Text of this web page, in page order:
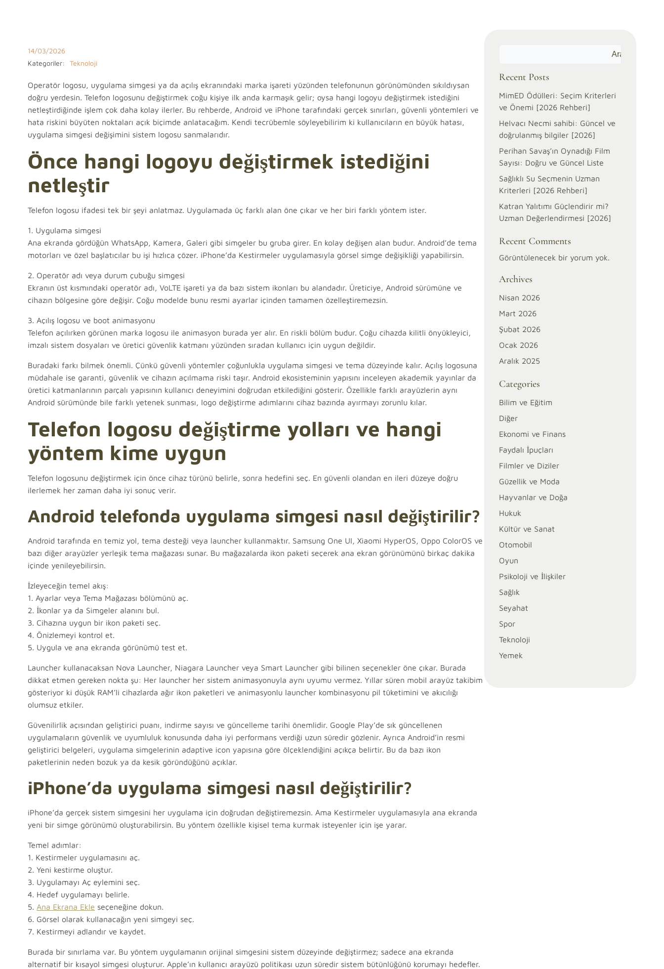
14/03/2026
Kategoriler:
Teknoloji
Operatör logosu, uygulama simgesi ya da açılış ekranındaki marka işareti yüzünden telefonunun görünümünden sıkıldıysan
doğru yerdesin. Telefon logosunu değiştirmek çoğu kişiye ilk anda karmaşık gelir; oysa hangi logoyu değiştirmek istediğini
netleştirdiğinde işlem çok daha kolay ilerler. Bu rehberde, Android ve iPhone tarafındaki gerçek sınırları, güvenli yöntemleri ve
hata riskini büyüten noktaları açık biçimde anlatacağım. Kendi tecrübemle söyleyebilirim ki kullanıcıların en büyük hatası,
uygulama simgesi değişimini sistem logosu sanmalarıdır.
Önce hangi logoyu değiştirmek istediğini
netleştir
Telefon logosu ifadesi tek bir şeyi anlatmaz. Uygulamada üç farklı alan öne çıkar ve her biri farklı yöntem ister.
1. Uygulama simgesi
Ana ekranda gördüğün WhatsApp, Kamera, Galeri gibi simgeler bu gruba girer. En kolay değişen alan budur. Android’de tema
motorları ve özel başlatıcılar bu işi hızlıca çözer. iPhone’da Kestirmeler uygulamasıyla görsel simge değişikliği yapabilirsin.
2. Operatör adı veya durum çubuğu simgesi
Ekranın üst kısmındaki operatör adı, VoLTE işareti ya da bazı sistem ikonları bu alandadır. Üreticiye, Android sürümüne ve
cihazın bölgesine göre değişir. Çoğu modelde bunu resmi ayarlar içinden tamamen özelleştiremezsin.
3. Açılış logosu ve boot animasyonu
Telefon açılırken görünen marka logosu ile animasyon burada yer alır. En riskli bölüm budur. Çoğu cihazda kilitli önyükleyici,
imzalı sistem dosyaları ve üretici güvenlik katmanı yüzünden sıradan kullanıcı için uygun değildir.
Buradaki farkı bilmek önemli. Çünkü güvenli yöntemler çoğunlukla uygulama simgesi ve tema düzeyinde kalır. Açılış logosuna
müdahale ise garanti, güvenlik ve cihazın açılmama riski taşır. Android ekosisteminin yapısını inceleyen akademik yayınlar da
üretici katmanlarının parçalı yapısının kullanıcı deneyimini doğrudan etkilediğini gösterir. Özellikle farklı arayüzlerin aynı
Android sürümünde bile farklı yetenek sunması, logo değiştirme adımlarını cihaz bazında ayırmayı zorunlu kılar.
Telefon logosu değiştirme yolları ve hangi
yöntem kime uygun
Telefon logosunu değiştirmek için önce cihaz türünü belirle, sonra hedefini seç. En güvenli olandan en ileri düzeye doğru
ilerlemek her zaman daha iyi sonuç verir.
Android telefonda uygulama simgesi nasıl değiştirilir?
Android tarafında en temiz yol, tema desteği veya launcher kullanmaktır. Samsung One UI, Xiaomi HyperOS, Oppo ColorOS ve
bazı diğer arayüzler yerleşik tema mağazası sunar. Bu mağazalarda ikon paketi seçerek ana ekran görünümünü birkaç dakika
içinde yenileyebilirsin.
İzleyeceğin temel akış:
1. Ayarlar veya Tema Mağazası bölümünü aç.
2. İkonlar ya da Simgeler alanını bul.
3. Cihazına uygun bir ikon paketi seç.
4. Önizlemeyi kontrol et.
5. Uygula ve ana ekranda görünümü test et.
Launcher kullanacaksan Nova Launcher, Niagara Launcher veya Smart Launcher gibi bilinen seçenekler öne çıkar. Burada
dikkat etmen gereken nokta şu: Her launcher her sistem animasyonuyla aynı uyumu vermez. Yıllar süren mobil arayüz takibim
gösteriyor ki düşük RAM’li cihazlarda ağır ikon paketleri ve animasyonlu launcher kombinasyonu pil tüketimini ve akıcılığı
olumsuz etkiler.
Güvenilirlik açısından geliştirici puanı, indirme sayısı ve güncelleme tarihi önemlidir. Google Play’de sık güncellenen
uygulamaların güvenlik ve uyumluluk konusunda daha iyi performans verdiği uzun süredir gözlenir. Ayrıca Android’in resmi
geliştirici belgeleri, uygulama simgelerinin adaptive icon yapısına göre ölçeklendiğini açıkça belirtir. Bu da bazı ikon
paketlerinin neden bozuk ya da kesik göründüğünü açıklar.
iPhone’da uygulama simgesi nasıl değiştirilir?
iPhone’da gerçek sistem simgesini her uygulama için doğrudan değiştiremezsin. Ama Kestirmeler uygulamasıyla ana ekranda
yeni bir simge görünümü oluşturabilirsin. Bu yöntem özellikle kişisel tema kurmak isteyenler için işe yarar.
Temel adımlar:
1. Kestirmeler uygulamasını aç.
2. Yeni kestirme oluştur.
3. Uygulamayı Aç eylemini seç.
4. Hedef uygulamayı belirle.
5. Ana Ekrana Ekle seçeneğine dokun.
6. Görsel olarak kullanacağın yeni simgeyi seç.
7. Kestirmeyi adlandır ve kaydet.
Burada bir sınırlama var. Bu yöntem uygulamanın orijinal simgesini sistem düzeyinde değiştirmez; sadece ana ekranda
alternatif bir kısayol simgesi oluşturur. Apple’ın kullanıcı arayüzü politikası uzun süredir sistem bütünlüğünü korumayı hedefler.
Ara
Recent Posts
MimED Ödülleri: Seçim Kriterleri
ve Önemi [2026 Rehberi]
Helvacı Necmi sahibi: Güncel ve
doğrulanmış bilgiler [2026]
Perihan Savaş’ın Oynadığı Film
Sayısı: Doğru ve Güncel Liste
Sağlıklı Su Seçmenin Uzman
Kriterleri [2026 Rehberi]
Katran Yalıtımı Güçlendirir mi?
Uzman Değerlendirmesi [2026]
Recent Comments
Görüntülenecek bir yorum yok.
Archives
Nisan 2026
Mart 2026
Şubat 2026
Ocak 2026
Aralık 2025
Categories
Bilim ve Eğitim
Diğer
Ekonomi ve Finans
Faydalı İpuçları
Filmler ve Diziler
Güzellik ve Moda
Hayvanlar ve Doğa
Hukuk
Kültür ve Sanat
Otomobil
Oyun
Psikoloji ve İlişkiler
Sağlık
Seyahat
Spor
Teknoloji
Yemek